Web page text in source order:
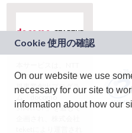
ドコモグループの新
規事業創出プログラ
ム「docomo
STARTUP」を通じて
On our website we use
necessary for our site to
information about how our